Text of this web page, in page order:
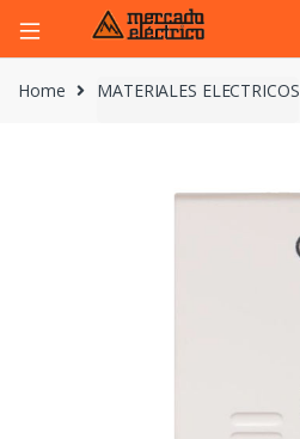
Home MATERIALES ELECTRICOS